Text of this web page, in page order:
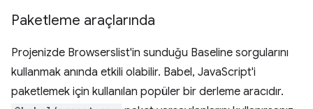
Paketleme araçlarında
Projenizde Browserslist'in sunduğu Baseline sorgularını
kullanmak anında etkili olabilir. Babel, JavaScript'i
paketlemek için kullanılan popüler bir derleme aracıdır.